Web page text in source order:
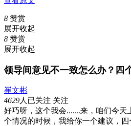
8 赞赏
展开收起
8 赞赏
展开收起
领导间意见不一致怎么办？四
崔文彬
4629人已关注 关注
好巧呀，这个我会.......来，咱们今
个情况的时候，我给你一个建议，四